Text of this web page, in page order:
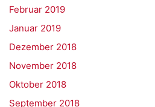
Februar 2019
Januar 2019
Dezember 2018
November 2018
Oktober 2018
September 2018